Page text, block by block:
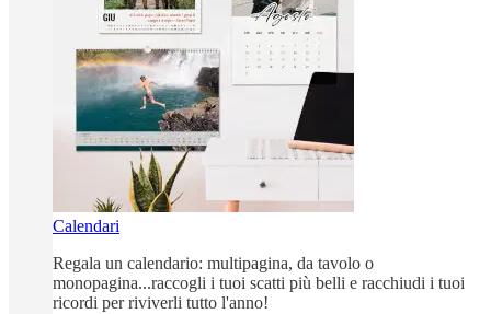
Calendari
Regala un calendario: multipagina, da tavolo o
monopagina...raccogli i tuoi scatti più belli e racchiudi i tuoi
ricordi per riviverli tutto l'anno!